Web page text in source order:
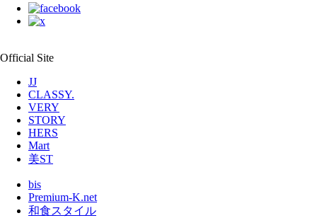
Official Site
JJ
CLASSY.
VERY
STORY
HERS
Mart
美ST
bis
Premium-K.net
和食スタイル